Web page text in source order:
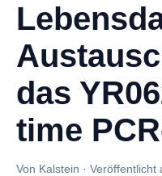
das
time
Von Kalstein · Veröffentlicht